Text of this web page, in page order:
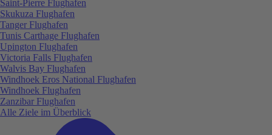
Saint-Pierre Flughafen
Skukuza Flughafen
Tanger Flughafen
Tunis Carthage Flughafen
Upington Flughafen
Victoria Falls Flughafen
Walvis Bay Flughafen
Windhoek Eros National Flughafen
Windhoek Flughafen
Zanzibar Flughafen
Alle Ziele im Überblick